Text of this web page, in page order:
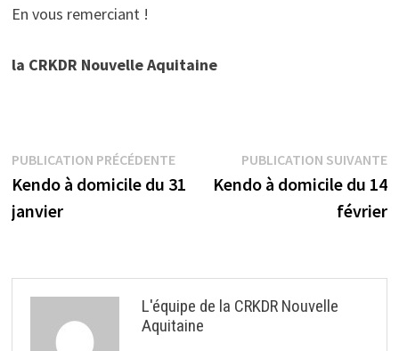
En vous remerciant !
la CRKDR Nouvelle Aquitaine
Navigation
de
l’article
PUBLICATION PRÉCÉDENTEPublication
précédente :
Kendo à domicile du 31
janvier
PUBLICATION SUIVANTE
Kendo à domicile du 14
février
L'équipe de la CRKDR Nouvelle
Aquitaine